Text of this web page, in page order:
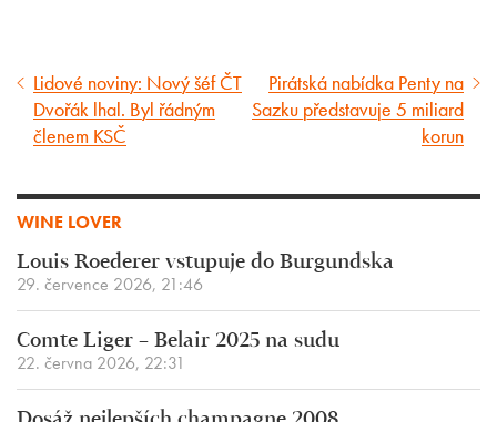
Předcházející
článek
Lidové noviny: Nový šéf ČT
Dvořák lhal. Byl řádným
členem KSČ
Následující
článek
Pirátská nabídka Penty na
Sazku představuje 5 miliard
korun
WINE LOVER
Louis Roederer vstupuje do Burgundska
29. července 2026, 21:46
Comte Liger – Belair 2025 na sudu
22. června 2026, 22:31